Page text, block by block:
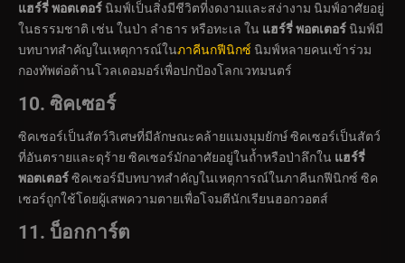
แฮร์รี่ พอตเตอร์นิมฟ์เป็นสิ่งมีชีวิตที่งดงามและสง่างาม นิมฟ์อาศัยอยู่
ในธรรมชาติ เช่น ในป่า ลำธาร หรือทะเล ใน แฮร์รี่ พอตเตอร์นิมฟ์มี
บทบาทสำคัญในเหตุการณ์ในภาคีนกฟีนิกซ์ นิมฟ์หลายคนเข้าร่วม
กองทัพต่อต้านโวลเดอมอร์เพื่อปกป้องโลกเวทมนตร์
10. ซิคเซอร์
ซิคเซอร์เป็นสัตว์วิเศษที่มีลักษณะคล้ายแมงมุมยักษ์ ซิคเซอร์เป็นสัตว์
ที่อันตรายและดุร้าย ซิคเซอร์มักอาศัยอยู่ในถ้ำหรือป่าลึกใน แฮร์รี่
พอตเตอร์ซิคเซอร์มีบทบาทสำคัญในเหตุการณ์ในภาคีนกฟีนิกซ์ ซิค
เซอร์ถูกใช้โดยผู้เสพความตายเพื่อโจมตีนักเรียนฮอกวอตส์
11. บ็อกการ์ต